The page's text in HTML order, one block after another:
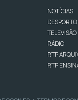
NOTÍCIAS
DESPORTO
TELEVISÃO
RÁDIO
RTP
RTP